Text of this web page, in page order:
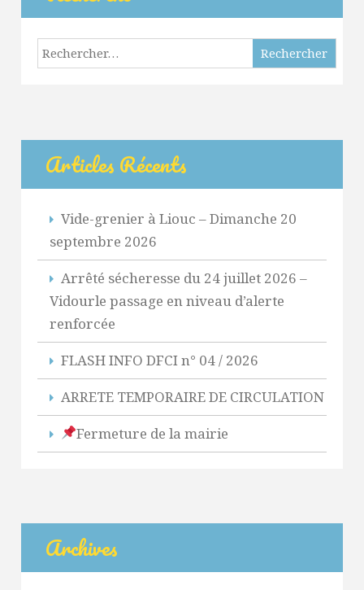
Rechercher :
Articles Récents
Vide-grenier à Liouc – Dimanche 20
septembre 2026
Arrêté sécheresse du 24 juillet 2026 –
Vidourle passage en niveau d’alerte
renforcée
FLASH INFO DFCI n° 04 / 2026
ARRETE TEMPORAIRE DE CIRCULATION
Fermeture de la mairie
Archives